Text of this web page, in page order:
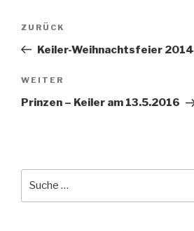
Beitrags-
Vorheriger
Beitrag
ZURÜCK
Keiler-Weihnachtsfeier 2014
Nächster
Beitrag
WEITER
Prinzen – Keiler am 13.5.2016